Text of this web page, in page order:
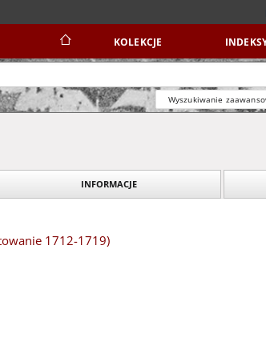
KOLEKCJE
Wyszukiwanie
INFORMACJE
1712-1719)